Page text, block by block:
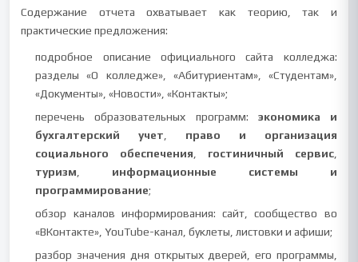
Содержание отчета охватывает как теорию, так и
практические предложения:
подробное описание официального сайта колледжа:
разделы «О колледже», «Абитуриентам», «Студентам»,
«Документы», «Новости», «Контакты»;
перечень образовательных программ: экономика и
бухгалтерский учет
право и организация
социального обеспечения
гостиничный сервис,
туризм
информационные системы и
программирование;
обзор каналов информирования: сайт, сообщество во
«ВКонтакте», YouTube-канал, буклеты, листовки и афиши;
разбор значения дня открытых дверей, его программы,